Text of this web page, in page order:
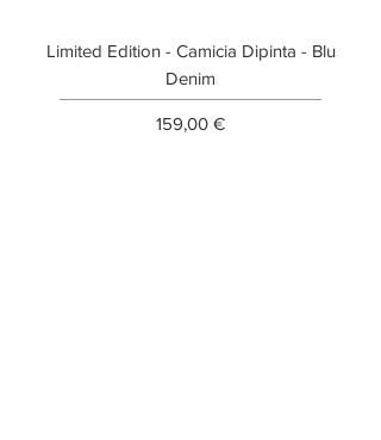
Limited Edition - Camicia Dipinta - Blu
Denim
Prezzo
159,00 €